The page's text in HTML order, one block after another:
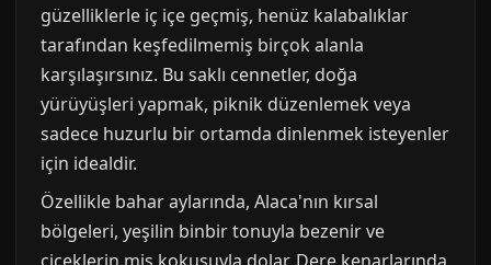
güzelliklerle iç içe geçmiş, henüz kalabalıklar
tarafından keşfedilmemiş birçok alanla
karşılaşırsınız. Bu saklı cennetler, doğa
yürüyüşleri yapmak, piknik düzenlemek veya
sadece huzurlu bir ortamda dinlenmek isteyenler
için idealdir.
Özellikle bahar aylarında, Alaca'nın kırsal
bölgeleri, yeşilin binbir tonuyla bezenir ve